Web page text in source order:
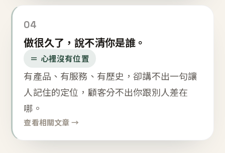
04
做很久了，說不清你是誰。
＝ 心裡沒有位置
有產品、有服務、有歷史，卻講不出一句讓
人記住的定位，顧客分不出你跟別人差在
哪。
查看相關文章 →